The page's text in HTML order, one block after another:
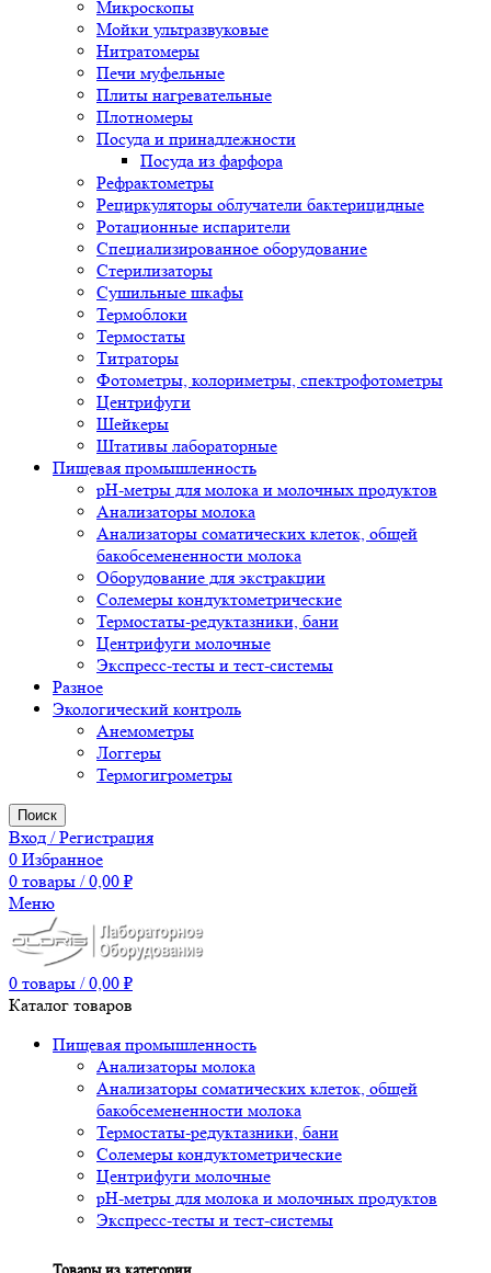
Микроскопы
Мойки ультразвуковые
Нитратомеры
Печи муфельные
Плиты нагревательные
Плотномеры
Посуда и принадлежности
Посуда из фарфора
Рефрактометры
Рециркуляторы облучатели бактерицидные
Ротационные испарители
Специализированное оборудование
Стерилизаторы
Сушильные шкафы
Термоблоки
Термостаты
Титраторы
Фотометры, колориметры, спектрофотометры
Центрифуги
Шейкеры
Штативы лабораторные
Пищевая промышленность
pH-метры для молока и молочных продуктов
Анализаторы молока
Анализаторы соматических клеток, общей
бакобсемененности молока
Оборудование для экстракции
Солемеры кондуктометрические
Термостаты-редуктазники, бани
Центрифуги молочные
Экспресс-тесты и тест-системы
Разное
Экологический контроль
Анемометры
Логгеры
Термогигрометры
Поиск
Вход / Регистрация
0 Избранное
0 товары / 0,00 ₽
Меню
0 товары / 0,00 ₽
Каталог товаров
Пищевая промышленность
Анализаторы молока
Анализаторы соматических клеток, общей
бакобсемененности молока
Термостаты-редуктазники, бани
Солемеры кондуктометрические
Центрифуги молочные
pH-метры для молока и молочных продуктов
Экспресс-тесты и тест-системы
Товары из категории